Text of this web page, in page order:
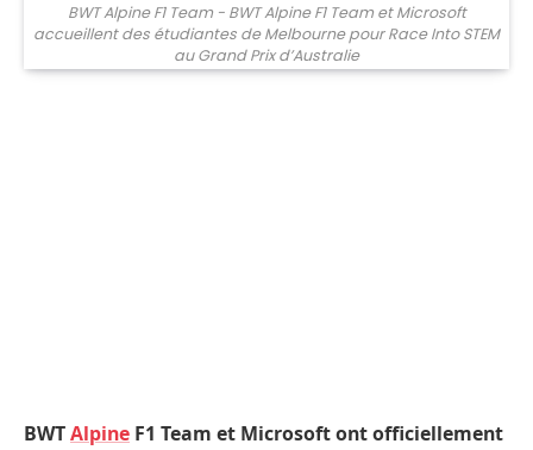
BWT Alpine F1 Team - BWT Alpine F1 Team et Microsoft
accueillent des étudiantes de Melbourne pour Race Into STEM
au Grand Prix d’Australie
BWTAlpine F1 Team et Microsoft ont officiellement